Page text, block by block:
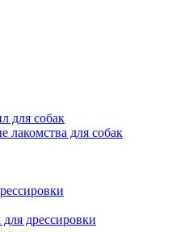
для собак
лакомства для собак
дрессировки